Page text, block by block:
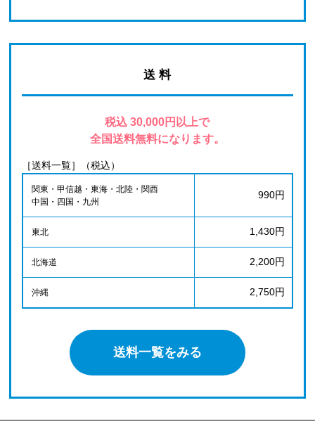
送 料
税込 30,000円以上で
全国送料無料になります。
［送料一覧］（税込）
関東・甲信越・東海・北陸・関西
中国・四国・九州
990円
東北 1,430円
北海道 2,200円
沖縄 2,750円
送料一覧をみる